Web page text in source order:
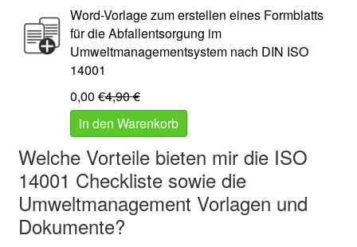
Word-Vorlage zum erstellen eines Formblatts
für die Abfallentsorgung im
Umweltmanagementsystem nach DIN ISO
14001
0,00 €4,90€
in den Warenkorb
Welche Vorteile bieten mir die ISO
14001 Checkliste sowie die
Umweltmanagement Vorlagen und
Dokumente?